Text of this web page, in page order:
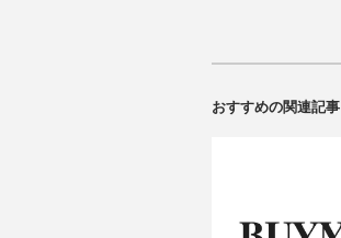
おすすめの関連記事